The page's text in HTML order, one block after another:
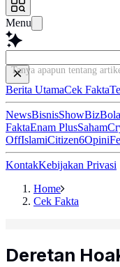
Menu
Tanya apapun tentang
Berita UtamaCek Fakta
NewsBisnisShowBizBola
FaktaEnam PlusSaham
OffIslamiCitizen6Opini
KontakKebijakan Privasi
Home
Cek Fakta
Deretan